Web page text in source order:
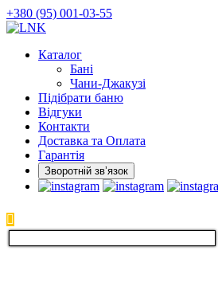
Skip
to
content
+380 (95) 001-03-55
Каталог
Бані
Чани-Джакузі
Підібрати баню
Відгуки
Контакти
Доставка та Оплата
Гарантія
Зворотній звʼязок